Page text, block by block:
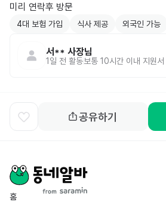
미리 연락후 방문
4대 보험 가입 식사 제공 외국인 가능
서** 사장님
1일 전 활동 보통 10시간 이내 지원서
공유하기
홈